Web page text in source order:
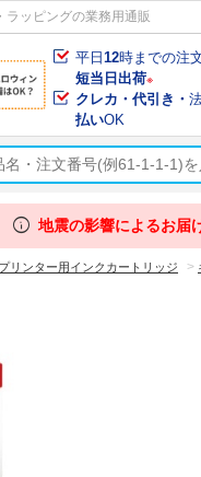
ラッピングの業務用通販
平日12時までの注
短当日出荷※
クレカ・代引き・
払いOK
info 地震の影響によるお届
プリンター用インクカートリッジ >